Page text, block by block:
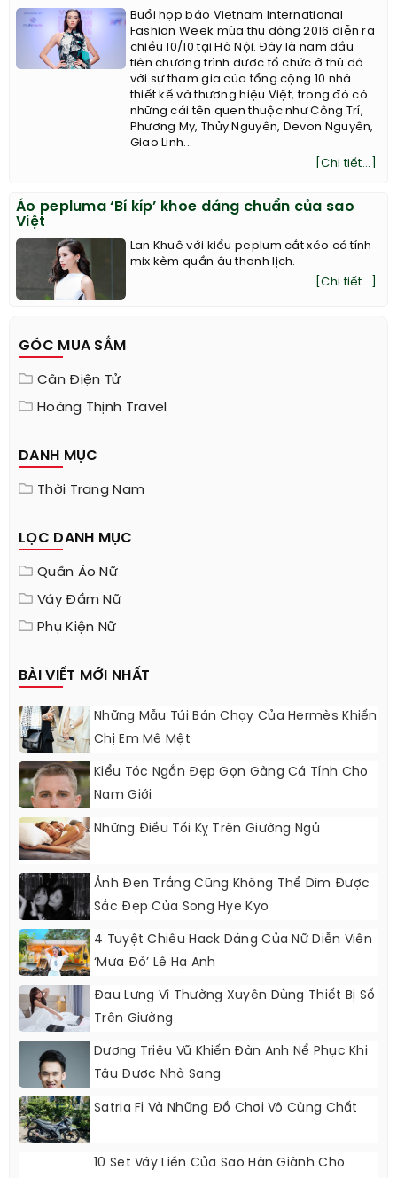
Buổi họp báo Vietnam International
Fashion Week mùa thu đông 2016 diễn ra
chiều 10/10 tại Hà Nội. Đây là năm đầu
tiên chương trình được tổ chức ở thủ đô
với sự tham gia của tổng cộng 10 nhà
thiết kế và thương hiệu Việt, trong đó có
những cái tên quen thuộc như Công Trí,
Phương My, Thủy Nguyễn, Devon Nguyễn,
Giao Linh...
[Chi tiết...]
Áo pepluma ‘Bí kíp’ khoe dáng chuẩn của sao
Việt
Lan Khuê với kiểu peplum cắt xéo cá tính
mix kèm quần âu thanh lịch.
[Chi tiết...]
GÓC MUA SẮM
Cân Điện Tử
Hoàng Thịnh Travel
DANH MỤC
Thời Trang Nam
LỌC DANH MỤC
Quần Áo Nữ
Váy Đầm Nữ
Phụ Kiện Nữ
BÀI VIẾT MỚI NHẤT
Những Mẫu Túi Bán Chạy Của Hermès Khiến
Chị Em Mê Mệt
Kiểu Tóc Ngắn Đẹp Gọn Gàng Cá Tính Cho
Nam Giới
Những Điều Tối Kỵ Trên Giường Ngủ
Ảnh Đen Trắng Cũng Không Thể Dìm Được
Sắc Đẹp Của Song Hye Kyo
4 Tuyệt Chiêu Hack Dáng Của Nữ Diễn Viên
‘Mưa Đỏ’ Lê Hạ Anh
Đau Lưng Vì Thường Xuyên Dùng Thiết Bị Số
Trên Giường
Dương Triệu Vũ Khiến Đàn Anh Nể Phục Khi
Tậu Được Nhà Sang
Satria Fi Và Những Đồ Chơi Vô Cùng Chất
10 Set Váy Liền Của Sao Hàn Giành Cho